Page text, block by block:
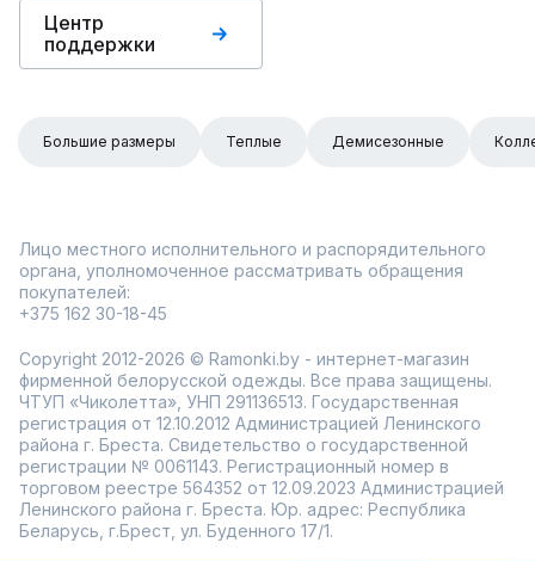
Центр
поддержки
Большие размеры Теплые Демисезонные
Лицо местного исполнительного и распорядительного
органа, уполномоченное рассматривать обращения
покупателей:
+375 162 30-18-45
Copyright 2012-2026 © Ramonki.by - интернет-магазин
фирменной белорусской одежды. Все права защищены.
ЧТУП «Чиколетта», УНП 291136513. Государственная
регистрация от 12.10.2012 Администрацией Ленинского
района г. Бреста. Свидетельство о государственной
регистрации № 0061143. Регистрационный номер в
торговом реестре 564352 от 12.09.2023 Администрацией
Ленинского района г. Бреста. Юр. адрес: Республика
Беларусь, г.Брест, ул. Буденного 17/1.